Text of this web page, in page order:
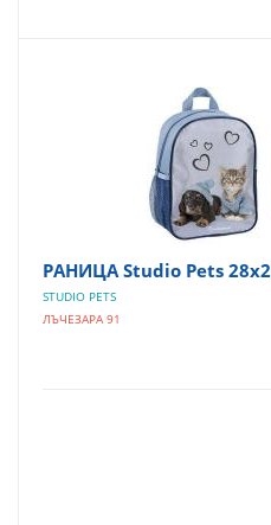
РАНИЦА Studio Pets
STUDIO PETS
ЛЪЧЕЗАРА 91